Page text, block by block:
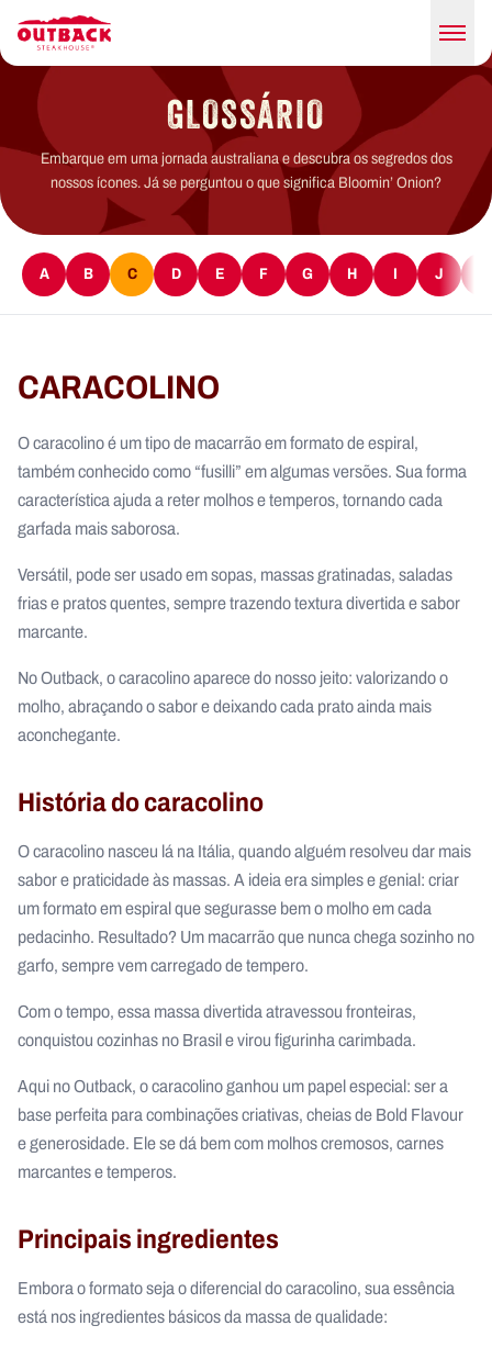
GLOSSÁRIO
Embarque em uma jornada australiana e descubra os segredos dos
nossos ícones. Já se perguntou o que significa Bloomin’ Onion?
A B C D E F G H I J
CARACOLINO
O caracolino é um tipo de macarrão em formato de espiral,
também conhecido como “fusilli” em algumas versões. Sua forma
característica ajuda a reter molhos e temperos, tornando cada
garfada mais saborosa.
Versátil, pode ser usado em sopas, massas gratinadas, saladas
frias e pratos quentes, sempre trazendo textura divertida e sabor
marcante.
No Outback, o caracolino aparece do nosso jeito: valorizando o
molho, abraçando o sabor e deixando cada prato ainda mais
aconchegante.
História do caracolino
O caracolino nasceu lá na Itália, quando alguém resolveu dar mais
sabor e praticidade às massas. A ideia era simples e genial: criar
um formato em espiral que segurasse bem o molho em cada
pedacinho. Resultado? Um macarrão que nunca chega sozinho no
garfo, sempre vem carregado de tempero.
Com o tempo, essa massa divertida atravessou fronteiras,
conquistou cozinhas no Brasil e virou figurinha carimbada.
Aqui no Outback, o caracolino ganhou um papel especial: ser a
base perfeita para combinações criativas, cheias de Bold Flavour
e generosidade. Ele se dá bem com molhos cremosos, carnes
marcantes e temperos.
Principais ingredientes
Embora o formato seja o diferencial do caracolino, sua essência
está nos ingredientes básicos da massa de qualidade: